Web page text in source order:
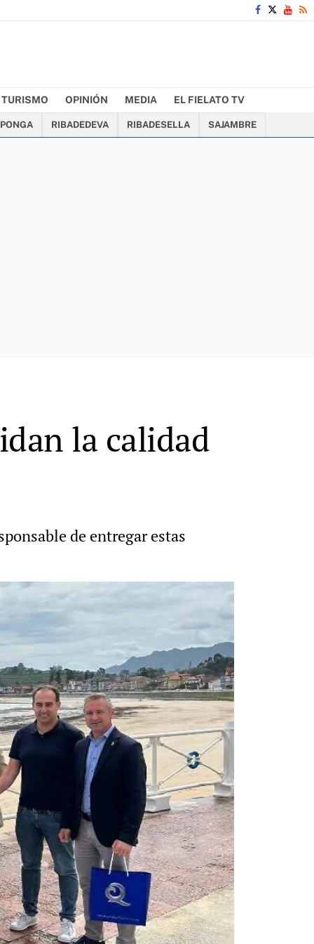
TURISMO OPINIÓN MEDIA EL FIELATO TV
PONGA RIBADEDEVA RIBADESELLA SAJAMBRE
la calidad
de entregar estas